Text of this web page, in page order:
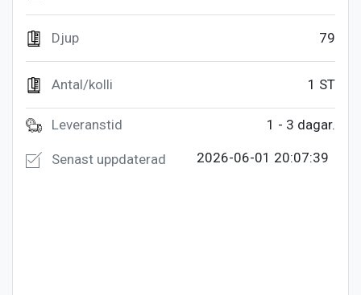
79
Djup
1 ST
Antal/kolli
1 - 3 dagar.
Leveranstid
2026-06-01 20:07:39
Senast uppdaterad